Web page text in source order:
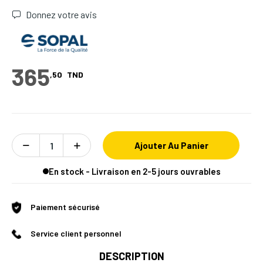
Donnez votre avis
365,50 TND
Ajouter Au Panier
En stock - Livraison en 2-5 jours ouvrables
Paiement sécurisé
Service client personnel
DESCRIPTION